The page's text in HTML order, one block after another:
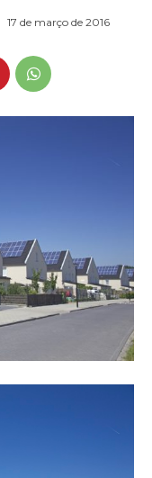
17 de março de 2016